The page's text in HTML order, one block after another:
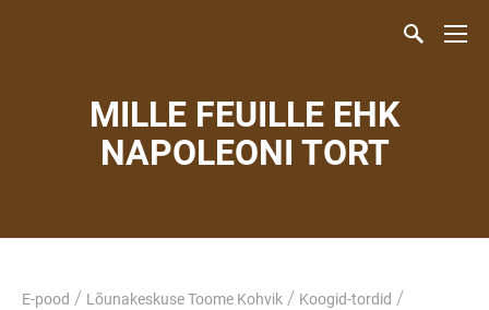
MILLE FEUILLE EHK
NAPOLEONI TORT
E-pood / Lõunakeskuse Toome Kohvik / Koogid-tordid /